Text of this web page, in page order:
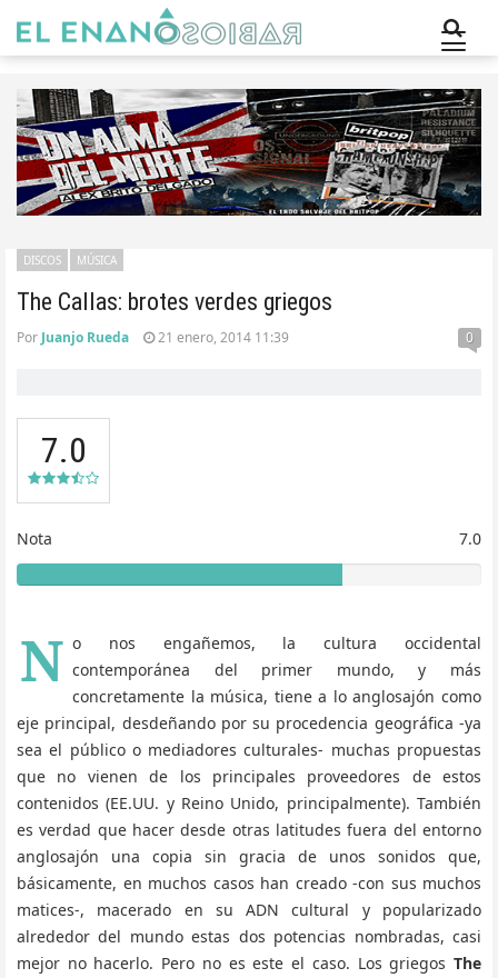
The Callas: brotes verdes griegos
DISCOS MÚSICA
Por Juanjo Rueda 21 enero, 2014 11:39 0
7.0
Nota 7.0
N o nos engañemos, la cultura occidental
contemporánea del primer mundo, y más
concretamente la música, tiene a lo anglosajón como
eje principal, desdeñando por su procedencia geográfica -ya
sea el público o mediadores culturales- muchas propuestas
que no vienen de los principales proveedores de estos
contenidos (EE.UU. y Reino Unido, principalmente). También
es verdad que hacer desde otras latitudes fuera del entorno
anglosajón una copia sin gracia de unos sonidos que,
básicamente, en muchos casos han creado -con sus muchos
matices-, macerado en su ADN cultural y popularizado
alrededor del mundo estas dos potencias nombradas, casi
mejor no hacerlo. Pero no es este el caso. Los griegos The